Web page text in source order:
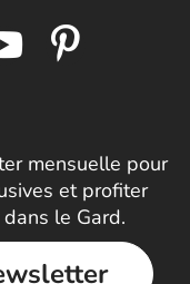
mensuelle pour
et profiter
le Gard.